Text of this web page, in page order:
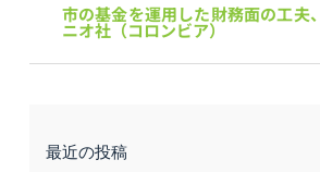
市の基金を運用した財務面の工夫
ニオ社（コロンビア）
最近の投稿